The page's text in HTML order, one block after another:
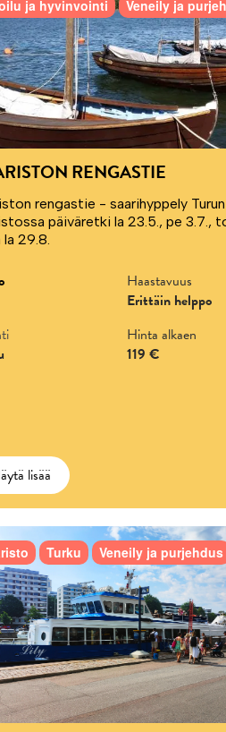
ja hyvinvointi
Veneily ja
RENGASTIE
rengastie - saarihyppely Turun
päiväretki la 23.5., pe 3.7.,
la 29.8.
Haastavuus
Erittäin helppo
Hinta alkaen
119 €
lisää
Turku Veneily ja purjehdus